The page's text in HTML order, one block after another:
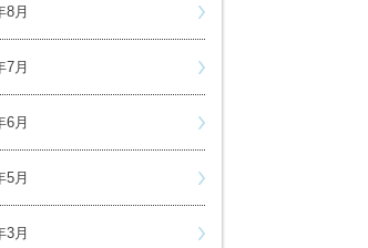
8月
7月
6月
5月
3月